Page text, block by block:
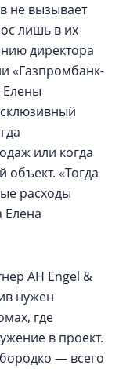
не вызывает
лишь в их
директора
«Газпромбанк-
Елены
или когда
объект. «Тогда
расходы
Елена
АН Engel &
нужен
где
в проект.
— всего